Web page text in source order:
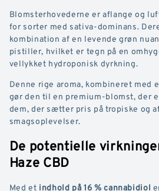
Blomsterhovederne er aflange og
for sorter med sativa-dominans.
kombination af en levende grøn
pistiller, hvilket er tegn på en
vellykket hydroponisk dyrkning.
Denne rige aroma, kombineret med
gør den til en premium-blomst, der
dem, der sætter pris på tropiske og
smagsoplevelser.
De potentielle
Haze CBD
Med et indhold på 16 % cannabidiol